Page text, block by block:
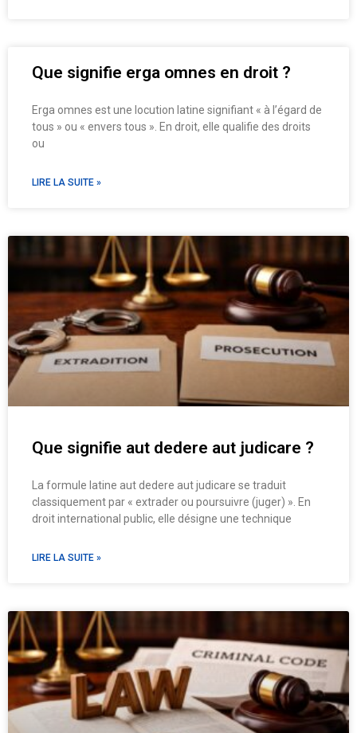
Que signifie erga omnes en droit ?
Erga omnes est une locution latine signifiant « à l’égard de
tous » ou « envers tous ». En droit, elle qualifie des droits
ou
LIRE LA SUITE »
Que signifie aut dedere aut judicare ?
La formule latine aut dedere aut judicare se traduit
classiquement par « extrader ou poursuivre (juger) ». En
droit international public, elle désigne une technique
LIRE LA SUITE »